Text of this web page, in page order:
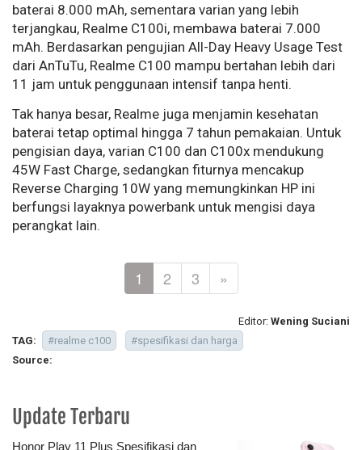
baterai 8.000 mAh, sementara varian yang lebih
terjangkau, Realme C100i, membawa baterai 7.000
mAh. Berdasarkan pengujian All-Day Heavy Usage Test
dari AnTuTu, Realme C100 mampu bertahan lebih dari
11 jam untuk penggunaan intensif tanpa henti.
Tak hanya besar, Realme juga menjamin kesehatan
baterai tetap optimal hingga 7 tahun pemakaian. Untuk
pengisian daya, varian C100 dan C100x mendukung
45W Fast Charge, sedangkan fiturnya mencakup
Reverse Charging 10W yang memungkinkan HP ini
berfungsi layaknya powerbank untuk mengisi daya
perangkat lain.
1 2 3 »
Editor: Wening Suciani
TAG:
#realme c100
#spesifikasi dan harga
Source:
Update Terbaru
Honor Play 11 Plus Spesifikasi dan